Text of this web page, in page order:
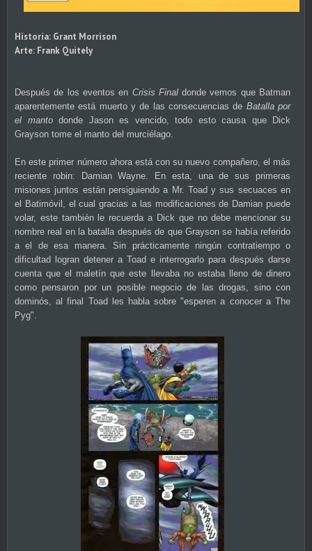
Historia: Grant Morrison
Arte: Frank Quitely
Después de los eventos en Crisis Finaldonde vemos que Batman
aparentemente está muerto y de las consecuencias de Batalla por
el mantodonde Jason es vencido, todo esto causa que Dick
Grayson tome el manto del murciélago.
En este primer número ahora está con su nuevo compañero, el más
reciente robin: Damian Wayne. En esta, una de sus primeras
misiones juntos están persiguiendo a Mr. Toad y sus secuaces en
el Batimóvil, el cual gracias a las modificaciones de Damian puede
volar, este también le recuerda a Dick que no debe mencionar su
nombre real en la batalla después de que Grayson se había referido
a el de esa manera. Sin prácticamente ningún contratiempo o
dificultad logran detener a Toad e interrogarlo para después darse
cuenta que el maletín que este llevaba no estaba lleno de dinero
como pensaron por un posible negocio de las drogas, sino con
dominós, al final Toad les habla sobre "esperen a conocer a The
Pyg".